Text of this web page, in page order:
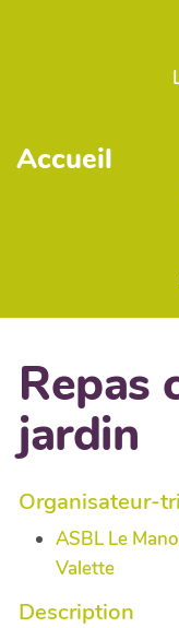
Aller au contenu
Accueil
Repas
jardin
Organisateur-
ASBL Le
Valette
Description